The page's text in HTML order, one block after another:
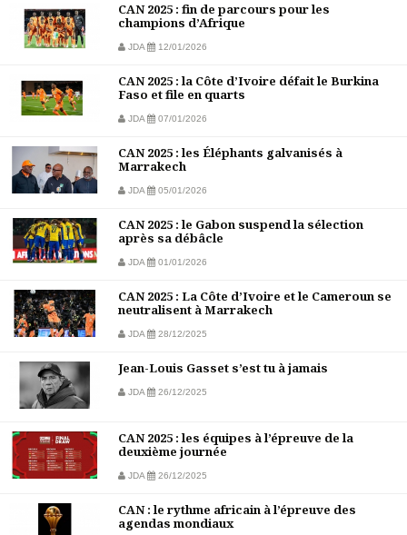
CAN 2025 : fin de parcours pour les
champions d’Afrique
JDA 12/01/2026
CAN 2025 : la Côte d’Ivoire défait le Burkina
Faso et file en quarts
JDA 07/01/2026
CAN 2025 : les Éléphants galvanisés à
Marrakech
JDA 05/01/2026
CAN 2025 : le Gabon suspend la sélection
après sa débâcle
JDA 01/01/2026
CAN 2025 : La Côte d’Ivoire et le Cameroun se
neutralisent à Marrakech
JDA 28/12/2025
Jean-Louis Gasset s’est tu à jamais
JDA 26/12/2025
CAN 2025 : les équipes à l’épreuve de la
deuxième journée
JDA 26/12/2025
CAN : le rythme africain à l’épreuve des
agendas mondiaux